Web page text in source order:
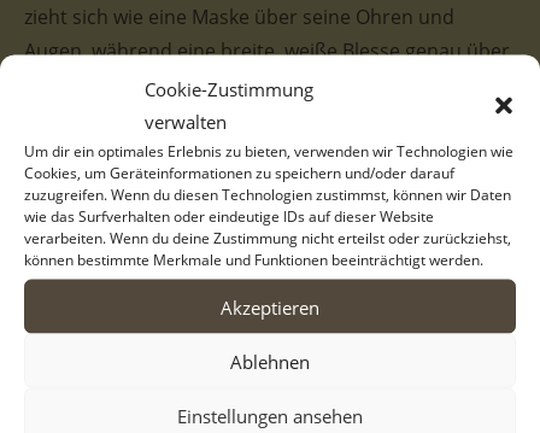
Cookie-Zustimmung
verwalten
Um dir ein optimales Erlebnis zu bieten, verwenden wir Technologien wie
Cookies, um Geräteinformationen zu speichern und/oder darauf
zuzugreifen. Wenn du diesen Technologien zustimmst, können wir Daten
wie das Surfverhalten oder eindeutige IDs auf dieser Website
verarbeiten. Wenn du deine Zustimmung nicht erteilst oder zurückziehst,
können bestimmte Merkmale und Funktionen beeinträchtigt werden.
Akzeptieren
Ablehnen
Einstellungen ansehen
zieht sich wie eine Maske über seine Ohren und
Augen, während eine breite, weiße Blesse genau über
die Stirn bis zur Nase verläuft. Mit seinen dunklen,
wachen Augen und den charmant geknickten
Schlappohren strahlt er pure Aufmerksamkeit aus.
Wenn Sancho sich freut, öffnet er den Fang weit und
scheint regelrecht über das ganze Gesicht zu
strahlen.
Vom Wesen her bringt Sancho alles mit, was man sich
und zeigt bisher keinerlei Berührungsängste. Jede